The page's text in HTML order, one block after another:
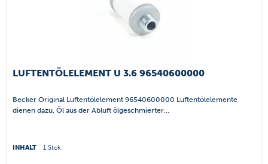
LUFTENTÖLELEMENT U 3.6 96540600000
Becker Original Luftentölelement 96540600000 Luftentölelemente
dienen dazu, Öl aus der Abluft ölgeschmierter...
INHALT 1 Stck.